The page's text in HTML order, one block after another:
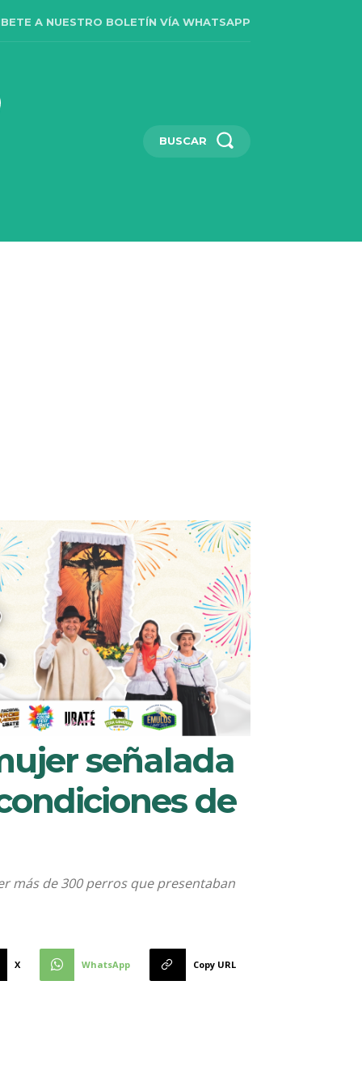
A NUESTRO BOLETÍN VÍA WHATSAPP
BUSCAR
señalada
de
más de 300 perros que presentaban
X WhatsApp Copy URL